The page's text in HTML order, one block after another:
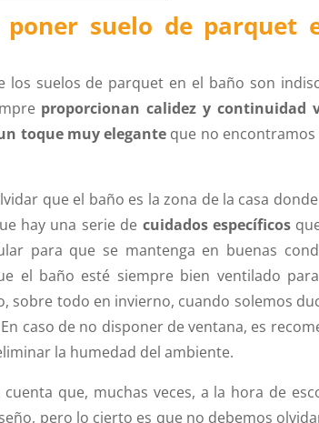
poner suelo de parquet
los suelos de parquet en el baño son
proporcionan calidez y continuidad
toque muy elegante que no
que el baño es la zona de la casa
hay una serie de cuidados específicos
para que se mantenga en buenas
el baño esté siempre bien ventilado
sobre todo en invierno, cuando solemos
caso de no disponer de ventana, es
la humedad del ambiente.
que, muchas veces, a la hora de
pero lo cierto es que no debemos